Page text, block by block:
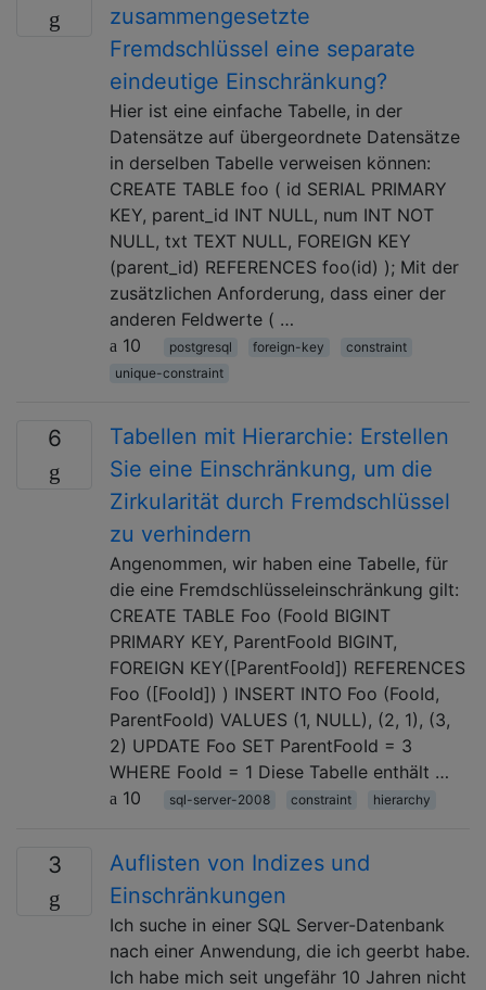
zusammengesetzte
Fremdschlüssel eine separate
eindeutige Einschränkung?
Hier ist eine einfache Tabelle, in der
Datensätze auf übergeordnete Datensätze
in derselben Tabelle verweisen können:
CREATE TABLE foo ( id SERIAL PRIMARY
KEY, parent_id INT NULL, num INT NOT
NULL, txt TEXT NULL, FOREIGN KEY
(parent_id) REFERENCES foo(id) ); Mit der
zusätzlichen Anforderung, dass einer der
anderen Feldwerte ( …
10
postgresql foreign-key
constraint
unique-constraint
6
Tabellen mit Hierarchie: Erstellen
Sie eine Einschränkung, um die
Zirkularität durch Fremdschlüssel
zu verhindern
Angenommen, wir haben eine Tabelle, für
die eine Fremdschlüsseleinschränkung gilt:
CREATE TABLE Foo (FooId BIGINT
PRIMARY KEY, ParentFooId BIGINT,
FOREIGN KEY([ParentFooId]) REFERENCES
Foo ([FooId]) ) INSERT INTO Foo (FooId,
ParentFooId) VALUES (1, NULL), (2, 1), (3,
2) UPDATE Foo SET ParentFooId = 3
WHERE FooId = 1 Diese Tabelle enthält …
10
sql-server-2008 constraint hierarchy
3
Auflisten von Indizes und
Einschränkungen
Ich suche in einer SQL Server-Datenbank
nach einer Anwendung, die ich geerbt habe.
Ich habe mich seit ungefähr 10 Jahren nicht